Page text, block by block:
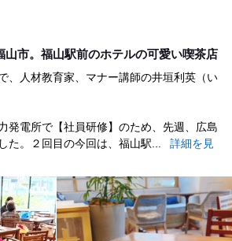
山市。福山駅前のホテルの可愛い喫茶店
、人材教育家、マナー講師の井垣利英（い
発電所で【社員研修】のため、先週、広島
た。２回目の今回は、福山駅...
詳細を見